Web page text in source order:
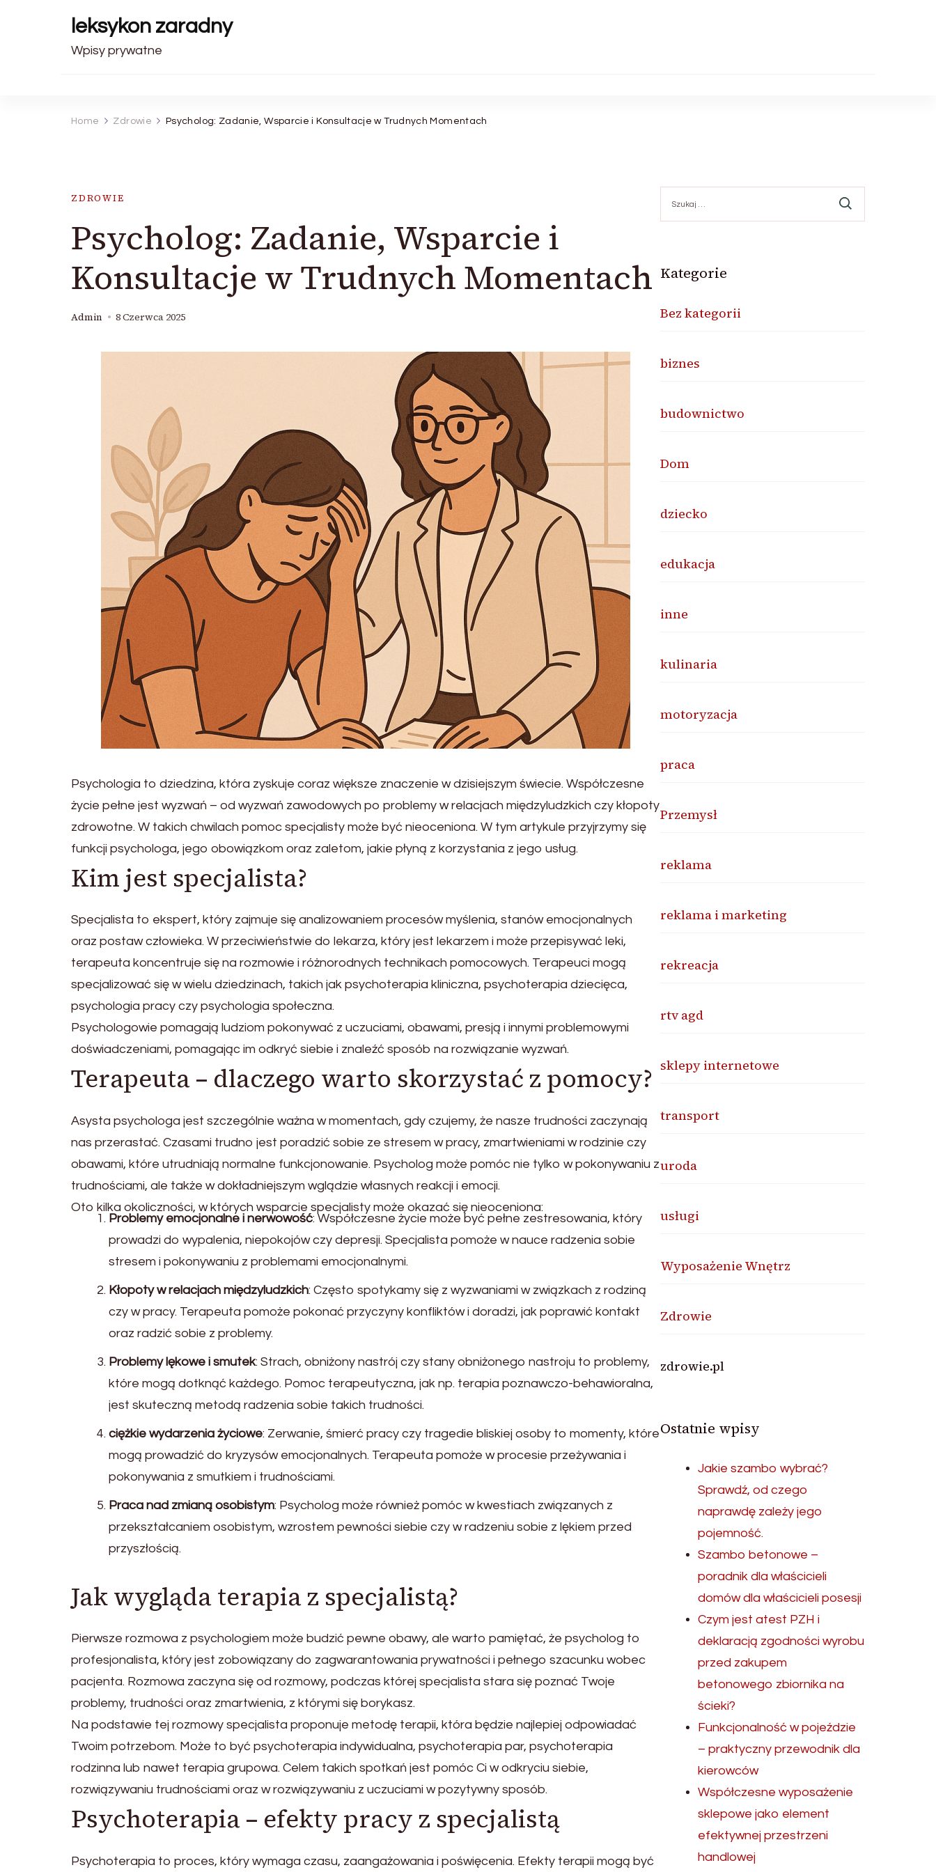
leksykon zaradny
Wpisy prywatne
Home Zdrowie Psycholog: Zadanie, Wsparcie i Konsultacje w Trudnych Momentach
ZDROWIE
Psycholog: Zadanie, Wsparcie i
Konsultacje w Trudnych Momentach
Admin 8 Czerwca 2025
Psychologia to dziedzina, która zyskuje coraz większe znaczenie w dzisiejszym świecie. Współczesne
życie pełne jest wyzwań – od wyzwań zawodowych po problemy w relacjach międzyludzkich czy kłopoty
zdrowotne. W takich chwilach pomoc specjalisty może być nieoceniona. W tym artykule przyjrzymy się
funkcji psychologa, jego obowiązkom oraz zaletom, jakie płyną z korzystania z jego usług.
Kim jest specjalista?
Specjalista to ekspert, który zajmuje się analizowaniem procesów myślenia, stanów emocjonalnych
oraz postaw człowieka. W przeciwieństwie do lekarza, który jest lekarzem i może przepisywać leki,
terapeuta koncentruje się na rozmowie i różnorodnych technikach pomocowych. Terapeuci mogą
specjalizować się w wielu dziedzinach, takich jak psychoterapia kliniczna, psychoterapia dziecięca,
psychologia pracy czy psychologia społeczna.
Psychologowie pomagają ludziom pokonywać z uczuciami, obawami, presją i innymi problemowymi
doświadczeniami, pomagając im odkryć siebie i znaleźć sposób na rozwiązanie wyzwań.
Terapeuta – dlaczego warto skorzystać z pomocy?
Asysta psychologa jest szczególnie ważna w momentach, gdy czujemy, że nasze trudności zaczynają
nas przerastać. Czasami trudno jest poradzić sobie ze stresem w pracy, zmartwieniami w rodzinie czy
obawami, które utrudniają normalne funkcjonowanie. Psycholog może pomóc nie tylko w pokonywaniu z
trudnościami, ale także w dokładniejszym wglądzie własnych reakcji i emocji.
Oto kilka okoliczności, w których wsparcie specjalisty może okazać się nieoceniona:
Problemy emocjonalne i nerwowość: Współczesne życie może być pełne zestresowania, który
prowadzi do wypalenia, niepokojów czy depresji. Specjalista pomoże w nauce radzenia sobie
stresem i pokonywaniu z problemami emocjonalnymi.
Kłopoty w relacjach międzyludzkich: Często spotykamy się z wyzwaniami w związkach z rodziną
czy w pracy. Terapeuta pomoże pokonać przyczyny konfliktów i doradzi, jak poprawić kontakt
oraz radzić sobie z problemy.
Problemy lękowe i smutek: Strach, obniżony nastrój czy stany obniżonego nastroju to problemy,
które mogą dotknąć każdego. Pomoc terapeutyczna, jak np. terapia poznawczo-behawioralna,
jest skuteczną metodą radzenia sobie takich trudności.
ciężkie wydarzenia życiowe: Zerwanie, śmierć pracy czy tragedie bliskiej osoby to momenty, które
mogą prowadzić do kryzysów emocjonalnych. Terapeuta pomoże w procesie przeżywania i
pokonywania z smutkiem i trudnościami.
Praca nad zmianą osobistym: Psycholog może również pomóc w kwestiach związanych z
przekształcaniem osobistym, wzrostem pewności siebie czy w radzeniu sobie z lękiem przed
przyszłością.
Jak wygląda terapia z specjalistą?
Pierwsze rozmowa z psychologiem może budzić pewne obawy, ale warto pamiętać, że psycholog to
profesjonalista, który jest zobowiązany do zagwarantowania prywatności i pełnego szacunku wobec
pacjenta. Rozmowa zaczyna się od rozmowy, podczas której specjalista stara się poznać Twoje
problemy, trudności oraz zmartwienia, z którymi się borykasz.
Na podstawie tej rozmowy specjalista proponuje metodę terapii, która będzie najlepiej odpowiadać
Twoim potrzebom. Może to być psychoterapia indywidualna, psychoterapia par, psychoterapia
rodzinna lub nawet terapia grupowa. Celem takich spotkań jest pomóc Ci w odkryciu siebie,
rozwiązywaniu trudnościami oraz w rozwiązywaniu z uczuciami w pozytywny sposób.
Psychoterapia – efekty pracy z specjalistą
Psychoterapia to proces, który wymaga czasu, zaangażowania i poświęcenia. Efekty terapii mogą być
Kategorie
Bez kategorii
biznes
budownictwo
Dom
dziecko
edukacja
inne
kulinaria
motoryzacja
praca
Przemysł
reklama
reklama i marketing
rekreacja
rtv agd
sklepy internetowe
transport
uroda
usługi
Wyposażenie Wnętrz
Zdrowie
zdrowie.pl
Ostatnie wpisy
Jakie szambo wybrać?
Sprawdź, od czego
naprawdę zależy jego
pojemność.
Szambo betonowe –
poradnik dla właścicieli
domów dla właścicieli posesji
Czym jest atest PZH i
deklaracją zgodności wyrobu
przed zakupem
betonowego zbiornika na
ścieki?
Funkcjonalność w pojeździe
– praktyczny przewodnik dla
kierowców
Współczesne wyposażenie
sklepowe jako element
efektywnej przestrzeni
handlowej